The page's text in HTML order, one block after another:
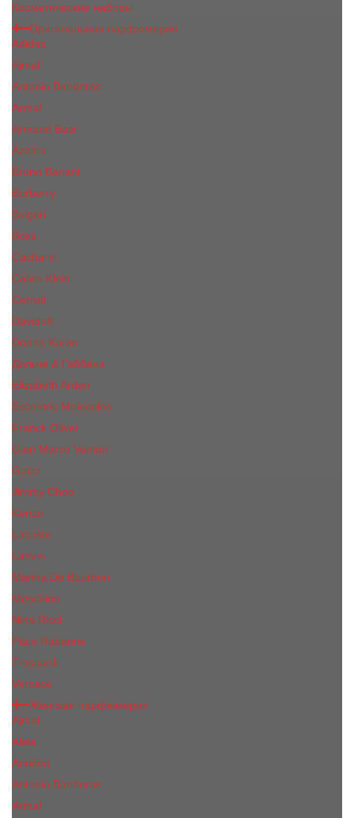
Косметические наборы
Оригинальная парфюмерия
Adidas
Ajmal
Antonio Banderas
Armaf
Armand Basi
Azzaro
Bruno Banani
Burberry
Bvlgari
Boss
Cacharel
Calvin Klein
Cerruti
Davidoff
Donna Karan
Дольче & Габбана
Elizabeth Arden
Escentric Molecules
Franck Oliver
Gian Marco Venturi
Gucci
Jimmy Choo
Kenzo
Lacoste
Lanvin
Marina De Bourbon
Moschino
Nina Ricci
Paco Rabanne
Trussardi
Versace
Женская парфюмерия
Ajmal
Alaia
Annifen
Antonio Banderas
Armaf